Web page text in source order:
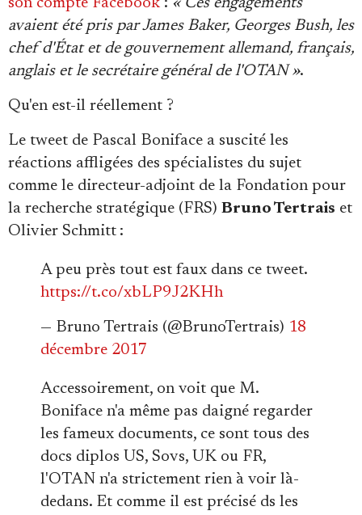
avaient été pris par James Baker, Georges Bush, les
chef d'État et de gouvernement allemand, français,
anglais et le secrétaire général de l'OTAN ».
Qu'en est-il réellement ?
Le tweet de Pascal Boniface a suscité les
réactions affligées des spécialistes du sujet
comme le directeur-adjoint de la Fondation pour
la recherche stratégique (FRS) Bruno Tertrais et
Olivier Schmitt :
A peu près tout est faux dans ce tweet.
https://t.co/xbLP9J2KHh
— Bruno Tertrais (@BrunoTertrais) 18
décembre 2017
Accessoirement, on voit que M.
Boniface n'a même pas daigné regarder
les fameux documents, ce sont tous des
docs diplos US, Sovs, UK ou FR,
l'OTAN n'a strictement rien à voir là-
dedans. Et comme il est précisé ds les